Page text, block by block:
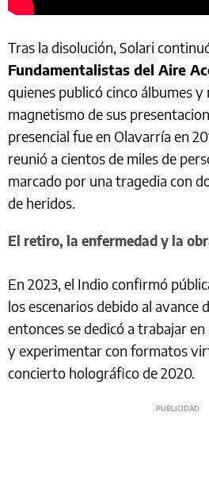
Tras la disolución, Solari
Fundamentalistas del Aire
quienes publicó cinco álbumes
magnetismo de sus
presencial fue en Olavarría en
reunió a cientos de miles de
marcado por una tragedia con
de heridos.
El retiro, la enfermedad y la
En 2023, el Indio confirmó
los escenarios debido al avance
entonces se dedicó a trabajar
y experimentar con formatos
concierto holográfico de 2020.